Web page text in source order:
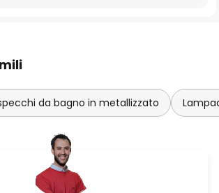
da bagno in metallizzato